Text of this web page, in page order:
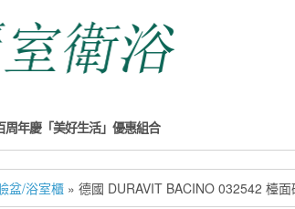
周年慶「美好生活」優惠組合
盆/浴室櫃 » 德國 DURAVIT BACINO 032542 檯